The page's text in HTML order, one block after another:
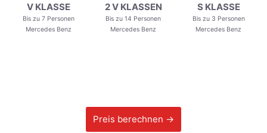
V KLASSE
Bis zu 7 Personen
Mercedes Benz
2 V KLASSEN
Bis zu 14 Personen
Mercedes Benz
S KLASSE
Bis zu 3 Personen
Mercedes Benz
Preis berechnen →